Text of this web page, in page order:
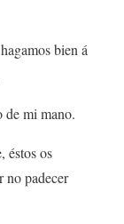
bien á
de mi mano.
éstos os
no padecer